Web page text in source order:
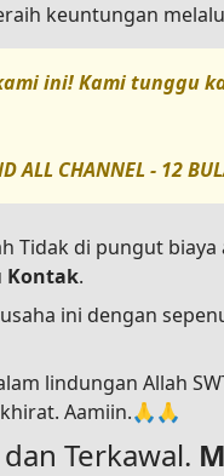
keuntungan
ini! Kami tunggu
ALL CHANNEL - 12
Tidak di pungut
Kontak.
ini dengan
lindungan Allah
Aamiin.🙏🙏
Terkawal.